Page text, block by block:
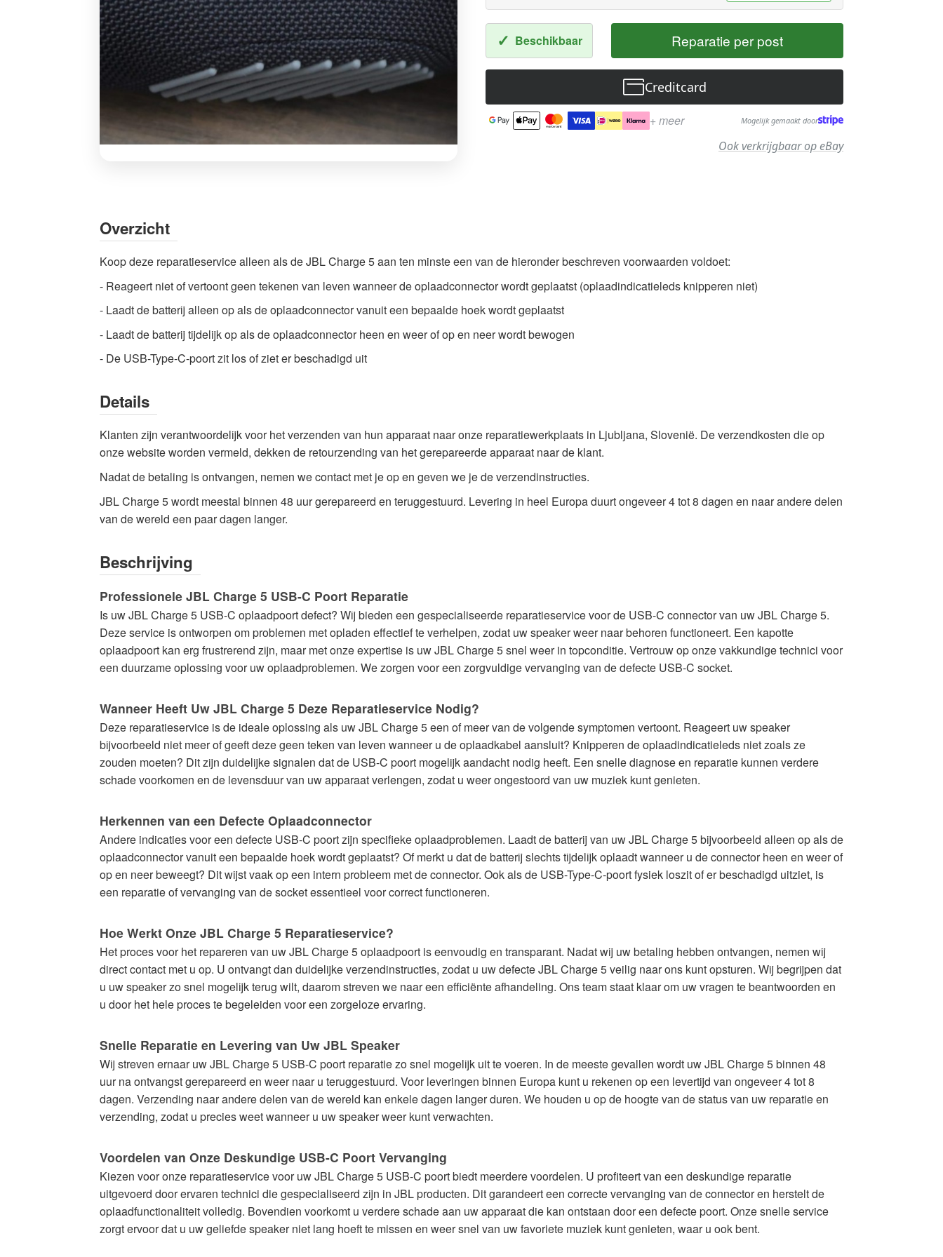
USB-
C
poort
|
Connector
herstellen
Hoogwaardige
Elektronica
Reparaties
Nu
beschikbaar
snelle
wereldwijde
verzending
✓ Beschikbaar Reparatie per post
Creditcard
+ meer Mogelijk gemaakt door
Ook verkrijgbaar op eBay
Overzicht
Koop deze reparatieservice alleen als de JBL Charge 5 aan ten minste een van de hieronder beschreven voorwaarden voldoet:
- Reageert niet of vertoont geen tekenen van leven wanneer de oplaadconnector wordt geplaatst (oplaadindicatieleds knipperen niet)
- Laadt de batterij alleen op als de oplaadconnector vanuit een bepaalde hoek wordt geplaatst
- Laadt de batterij tijdelijk op als de oplaadconnector heen en weer of op en neer wordt bewogen
- De USB-Type-C-poort zit los of ziet er beschadigd uit
Details
Klanten zijn verantwoordelijk voor het verzenden van hun apparaat naar onze reparatiewerkplaats in Ljubljana, Slovenië. De verzendkosten die op
onze website worden vermeld, dekken de retourzending van het gerepareerde apparaat naar de klant.
Nadat de betaling is ontvangen, nemen we contact met je op en geven we je de verzendinstructies.
JBL Charge 5 wordt meestal binnen 48 uur gerepareerd en teruggestuurd. Levering in heel Europa duurt ongeveer 4 tot 8 dagen en naar andere delen
van de wereld een paar dagen langer.
Beschrijving
Professionele JBL Charge 5 USB-C Poort Reparatie
Is uw JBL Charge 5 USB-C oplaadpoort defect? Wij bieden een gespecialiseerde reparatieservice voor de USB-C connector van uw JBL Charge 5.
Deze service is ontworpen om problemen met opladen effectief te verhelpen, zodat uw speaker weer naar behoren functioneert. Een kapotte
oplaadpoort kan erg frustrerend zijn, maar met onze expertise is uw JBL Charge 5 snel weer in topconditie. Vertrouw op onze vakkundige technici voor
een duurzame oplossing voor uw oplaadproblemen. We zorgen voor een zorgvuldige vervanging van de defecte USB-C socket.
Wanneer Heeft Uw JBL Charge 5 Deze Reparatieservice Nodig?
Deze reparatieservice is de ideale oplossing als uw JBL Charge 5 een of meer van de volgende symptomen vertoont. Reageert uw speaker
bijvoorbeeld niet meer of geeft deze geen teken van leven wanneer u de oplaadkabel aansluit? Knipperen de oplaadindicatieleds niet zoals ze
zouden moeten? Dit zijn duidelijke signalen dat de USB-C poort mogelijk aandacht nodig heeft. Een snelle diagnose en reparatie kunnen verdere
schade voorkomen en de levensduur van uw apparaat verlengen, zodat u weer ongestoord van uw muziek kunt genieten.
Herkennen van een Defecte Oplaadconnector
Andere indicaties voor een defecte USB-C poort zijn specifieke oplaadproblemen. Laadt de batterij van uw JBL Charge 5 bijvoorbeeld alleen op als de
oplaadconnector vanuit een bepaalde hoek wordt geplaatst? Of merkt u dat de batterij slechts tijdelijk oplaadt wanneer u de connector heen en weer of
op en neer beweegt? Dit wijst vaak op een intern probleem met de connector. Ook als de USB-Type-C-poort fysiek loszit of er beschadigd uitziet, is
een reparatie of vervanging van de socket essentieel voor correct functioneren.
Hoe Werkt Onze JBL Charge 5 Reparatieservice?
Het proces voor het repareren van uw JBL Charge 5 oplaadpoort is eenvoudig en transparant. Nadat wij uw betaling hebben ontvangen, nemen wij
direct contact met u op. U ontvangt dan duidelijke verzendinstructies, zodat u uw defecte JBL Charge 5 veilig naar ons kunt opsturen. Wij begrijpen dat
u uw speaker zo snel mogelijk terug wilt, daarom streven we naar een efficiënte afhandeling. Ons team staat klaar om uw vragen te beantwoorden en
u door het hele proces te begeleiden voor een zorgeloze ervaring.
Snelle Reparatie en Levering van Uw JBL Speaker
Wij streven ernaar uw JBL Charge 5 USB-C poort reparatie zo snel mogelijk uit te voeren. In de meeste gevallen wordt uw JBL Charge 5 binnen 48
uur na ontvangst gerepareerd en weer naar u teruggestuurd. Voor leveringen binnen Europa kunt u rekenen op een levertijd van ongeveer 4 tot 8
dagen. Verzending naar andere delen van de wereld kan enkele dagen langer duren. We houden u op de hoogte van de status van uw reparatie en
verzending, zodat u precies weet wanneer u uw speaker weer kunt verwachten.
Voordelen van Onze Deskundige USB-C Poort Vervanging
Kiezen voor onze reparatieservice voor uw JBL Charge 5 USB-C poort biedt meerdere voordelen. U profiteert van een deskundige reparatie
uitgevoerd door ervaren technici die gespecialiseerd zijn in JBL producten. Dit garandeert een correcte vervanging van de connector en herstelt de
oplaadfunctionaliteit volledig. Bovendien voorkomt u verdere schade aan uw apparaat die kan ontstaan door een defecte poort. Onze snelle service
zorgt ervoor dat u uw geliefde speaker niet lang hoeft te missen en weer snel van uw favoriete muziek kunt genieten, waar u ook bent.